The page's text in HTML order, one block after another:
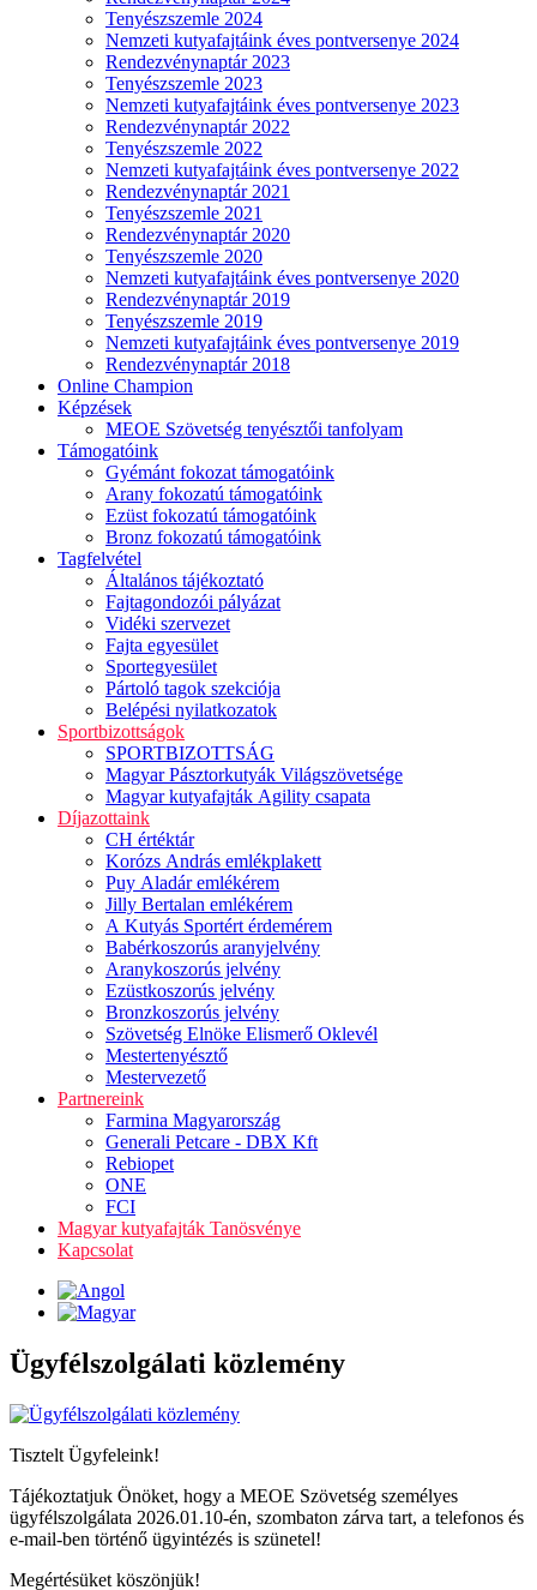
Tenyészszemle 2024
Nemzeti kutyafajtáink éves pontversenye 2024
Rendezvénynaptár 2023
Tenyészszemle 2023
Nemzeti kutyafajtáink éves pontversenye 2023
Rendezvénynaptár 2022
Tenyészszemle 2022
Nemzeti kutyafajtáink éves pontversenye 2022
Rendezvénynaptár 2021
Tenyészszemle 2021
Rendezvénynaptár 2020
Tenyészszemle 2020
Nemzeti kutyafajtáink éves pontversenye 2020
Rendezvénynaptár 2019
Tenyészszemle 2019
Nemzeti kutyafajtáink éves pontversenye 2019
Rendezvénynaptár 2018
Online Champion
Képzések
MEOE Szövetség tenyésztői tanfolyam
Támogatóink
Gyémánt fokozat támogatóink
Arany fokozatú támogatóink
Ezüst fokozatú támogatóink
Bronz fokozatú támogatóink
Tagfelvétel
Általános tájékoztató
Fajtagondozói pályázat
Vidéki szervezet
Fajta egyesület
Sportegyesület
Pártoló tagok szekciója
Belépési nyilatkozatok
Sportbizottságok
SPORTBIZOTTSÁG
Magyar Pásztorkutyák Világszövetsége
Magyar kutyafajták Agility csapata
Díjazottaink
CH értéktár
Korózs András emlékplakett
Puy Aladár emlékérem
Jilly Bertalan emlékérem
A Kutyás Sportért érdemérem
Babérkoszorús aranyjelvény
Aranykoszorús jelvény
Ezüstkoszorús jelvény
Bronzkoszorús jelvény
Szövetség Elnöke Elismerő Oklevél
Mestertenyésztő
Mestervezető
Partnereink
Farmina Magyarország
Generali Petcare - DBX Kft
Rebiopet
ONE
FCI
Magyar kutyafajták Tanösvénye
Kapcsolat
Ügyfélszolgálati közlemény
Tisztelt Ügyfeleink!
Tájékoztatjuk Önöket, hogy a MEOE Szövetség személyes
ügyfélszolgálata 2026.01.10-én, szombaton zárva tart, a telefonos és
e-mail-ben történő ügyintézés is szünetel!
Megértésüket köszönjük!